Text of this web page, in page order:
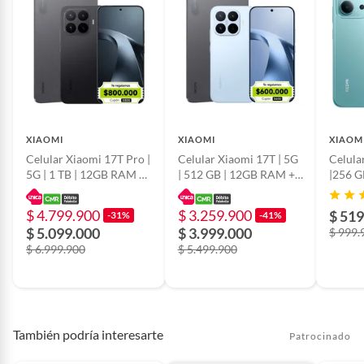
24 Meses.
Información Adicional
La memoria interna y la RAM disponibles para el usuario
dependen del sistema operativo y las aplicaciones
precargadas.
temperaturas extremas. Usar
fundas protectoras. Cargar con
cargadores originales.
Actualizar software
regularmente. Usar según su
propósito original. Revisar las
Capacidad de
almacenamiento
256 GB
Capacidad de la
7000 mAh/80W
XIAOMI
Celular Xiaomi 17T Pro |
5G | 1 TB | 12GB RAM +
Tablet
$ 4.799.900 -31%
$ 5.099.000
$ 6.999.900
XIAOMI
Celular Xiaomi 17T | 5G
| 512 GB | 12GB RAM +
Tablet
$ 3.259.900 -41%
$ 3.999.000
$ 5.499.900
|256
$
$
También podría interesarte Patrocinado